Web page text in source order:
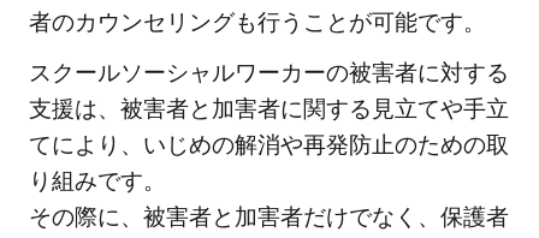
者のカウンセリングも行うことが可能です。
スクールソーシャルワーカーの被害者に対する
支援は、被害者と加害者に関する見立てや手立
てにより、いじめの解消や再発防止のための取
り組みです。
その際に、被害者と加害者だけでなく、保護者